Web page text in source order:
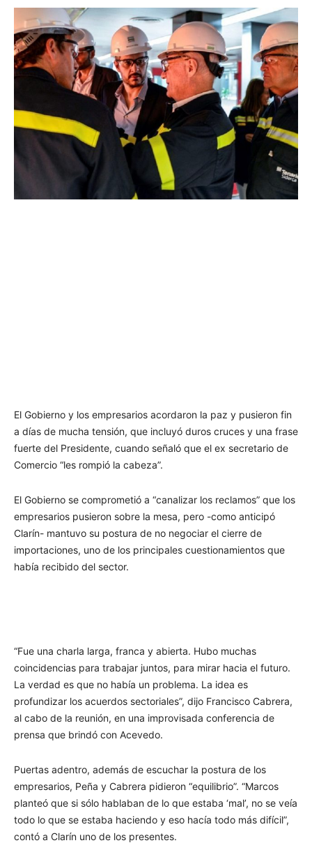
El Gobierno y los empresarios acordaron la paz y pusieron fin
a días de mucha tensión, que incluyó duros cruces y una frase
fuerte del Presidente, cuando señaló que el ex secretario de
Comercio “les rompió la cabeza”.
El Gobierno se comprometió a “canalizar los reclamos” que los
empresarios pusieron sobre la mesa, pero -como anticipó
Clarín- mantuvo su postura de no negociar el cierre de
importaciones, uno de los principales cuestionamientos que
había recibido del sector.
“Fue una charla larga, franca y abierta. Hubo muchas
coincidencias para trabajar juntos, para mirar hacia el futuro.
La verdad es que no había un problema. La idea es
profundizar los acuerdos sectoriales”, dijo Francisco Cabrera,
al cabo de la reunión, en una improvisada conferencia de
prensa que brindó con Acevedo.
Puertas adentro, además de escuchar la postura de los
empresarios, Peña y Cabrera pidieron “equilibrio”. “Marcos
planteó que si sólo hablaban de lo que estaba ‘mal’, no se veía
todo lo que se estaba haciendo y eso hacía todo más difícil”,
contó a Clarín uno de los presentes.